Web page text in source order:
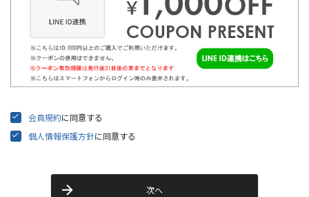
会員規約に同意する
個人情報保護方針に同意する
次へ